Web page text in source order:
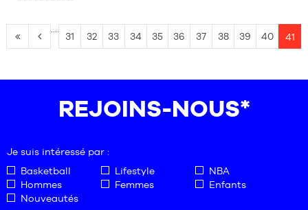
....
31 32 33 34 35 36 37 38 39 40 41
REJOINS-NOUS*
Je suis intéressé par :
Basketball
Lifestyle
NBA
Hommes
Femmes
Enfants
Nouveautés